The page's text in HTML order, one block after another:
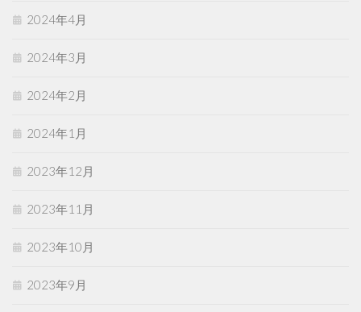
2024年4月
2024年3月
2024年2月
2024年1月
2023年12月
2023年11月
2023年10月
2023年9月